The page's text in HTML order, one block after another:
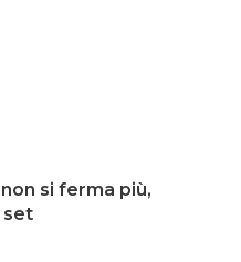
si ferma più,
set